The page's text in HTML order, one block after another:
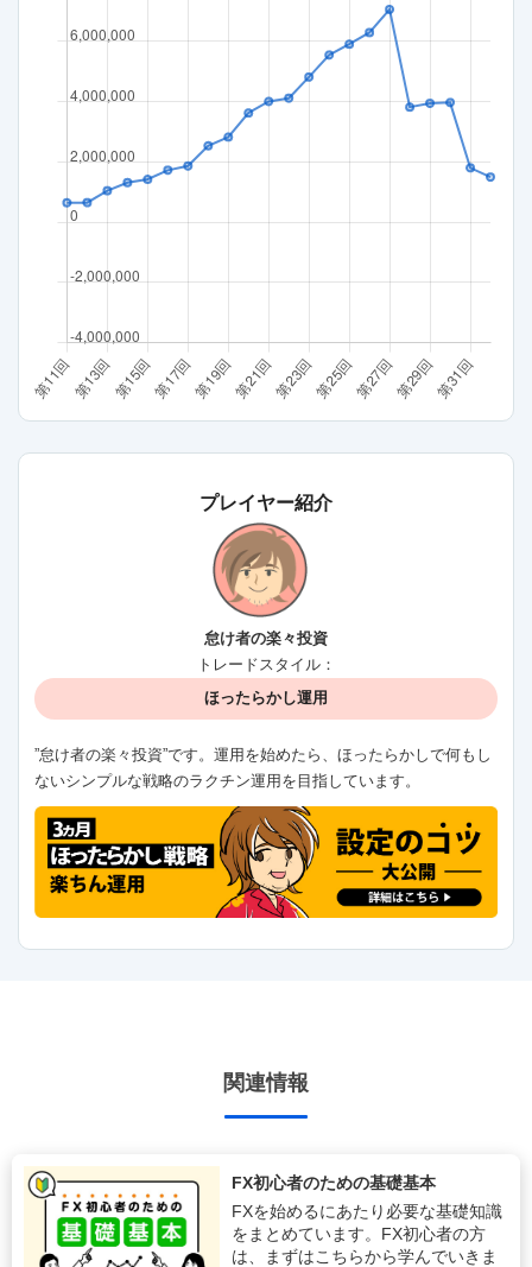
プレイヤー紹介
怠け者の楽々投資
トレードスタイル：
ほったらかし運用
”怠け者の楽々投資”です。運用を始めたら、ほったらかしで何もし
ないシンプルな戦略のラクチン運用を目指しています。
関連情報
FX初心者のための基礎基本
FXを始めるにあたり必要な基礎知識
をまとめています。FX初心者の方
は、まずはこちらから学んでいきま